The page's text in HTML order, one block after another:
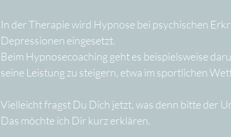
In der Therapie wird Hypnose bei psychischen
Depressionen eingesetzt.
Beim Hypnosecoaching geht es beispielsweise
seine Leistung zu steigern, etwa im sportlichen
Vielleicht fragst Du Dich jetzt, was denn bitte der
Das möchte ich Dir kurz erklären.